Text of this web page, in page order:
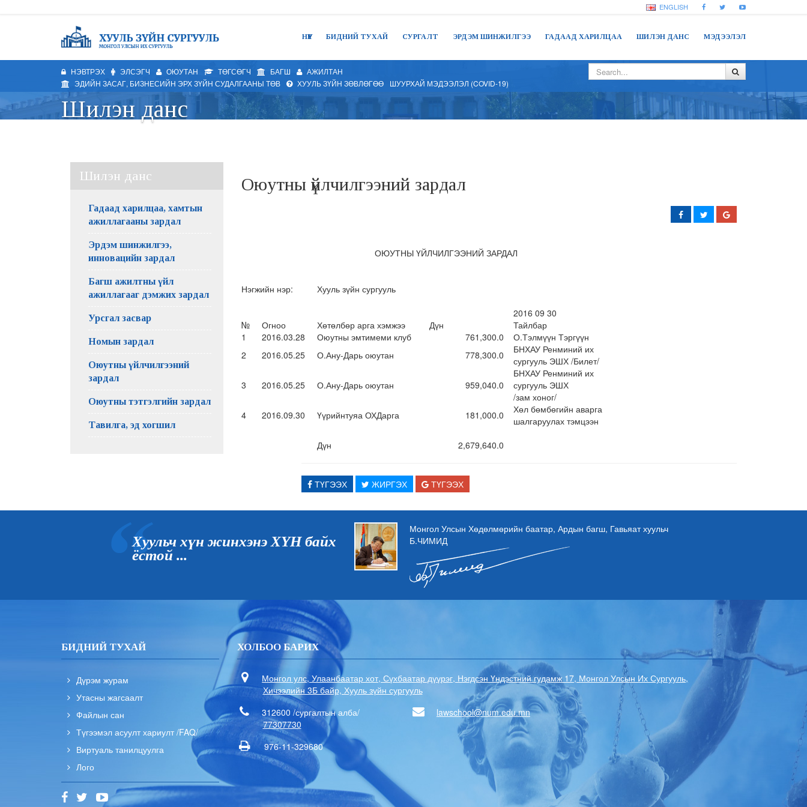
ENGLISH
НҮҮР БИДНИЙ ТУХАЙ СУРГАЛТ ЭРДЭМ ШИНЖИЛГЭЭ ГАДААД ХАРИЛЦАА ШИЛЭН ДАНС МЭДЭЭЛЭЛ
НЭВТРЭХ ЭЛСЭГЧ ОЮУТАН ТӨГСӨГЧ БАГШ
АЖИЛТАН
ЭДИЙН ЗАСАГ, БИЗНЕСИЙН ЭРХ ЗҮЙН СУДАЛГААНЫ ТӨВ
ХУУЛЬ ЗҮЙН ЗӨВЛӨГӨӨ ШУУРХАЙ МЭДЭЭЛЭЛ (COVID-19)
Шилэн данс
Шилэн данс
Гадаад харилцаа, хамтын
ажиллагааны зардал
Эрдэм шинжилгээ,
инновацийн зардал
Багш ажилтны үйл
ажиллагааг дэмжих зардал
Урсгал засвар
Номын зардал
Оюутны үйлчилгээний
зардал
Оюутны тэтгэлгийн зардал
Тавилга, эд хогшил
Оюутны үйлчилгээний зардал
ОЮУТНЫ ҮЙЛЧИЛГЭЭНИЙ ЗАРДАЛ
Нэгжийн нэр:
Хууль зүйн сургууль
2016 09 30
№
Огноо Хөтөлбөр арга хэмжээ Дүн
Тайлбар
1
2016.03.28 Оюутны эмтимеми клуб 761,300.0
О.Тэлмүүн Тэргүүн
2
2016.05.25 О.Ану-Дарь оюутан 778,300.0
БНХАУ Ренминий их
сургууль ЭШХ /Билет/
3
2016.05.25 О.Ану-Дарь оюутан 959,040.0
БНХАУ Ренминий их
сургууль ЭШХ
/зам хоног/
4
2016.09.30 Үүрийнтуяа ОХДарга 181,000.0
Хөл бөмбөгийн аварга
шалгаруулах тэмцээн
Дүн
2,679,640.0
ТҮГЭЭХ ЖИРГЭХ ТҮГЭЭХ
Хуульч хүн жинхэнэ ХҮН байх
ёстой ...
Монгол Улсын Хөдөлмөрийн баатар, Ардын багш, Гавьяат хуульч
Б.ЧИМИД
БИДНИЙ ТУХАЙ
Дүрэм журам
Утасны жагсаалт
Файлын сан
Түгээмэл асуулт хариулт /FAQ/
Виртуаль танилцуулга
Лого
ХОЛБОО БАРИХ
Монгол улс, Улаанбаатар хот, Сүхбаатар дүүрэг, Нэгдсэн Үндэстний гудамж 17, Монгол Улсын Их Сургууль,
Хичээлийн 3Б байр, Хууль зүйн сургууль
312600 /сургалтын алба/
77307730
lawschool@num.edu.mn
976-11-329680